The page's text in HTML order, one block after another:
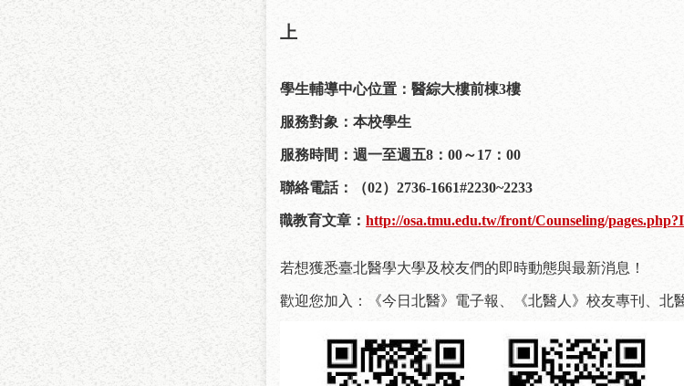
臺北醫學大
上
學生輔導中心位置：醫綜大樓前棟3樓
服務對象：本校學生
服務時間：週一至週五8 ： 00～17 ： 00
聯絡電話：（02） 2736-1661#2230~2233
親職教育文章 ：http://osa.tmu.edu.tw/front/Counseling/
若想獲悉臺北醫學大學及校友們的即時動態與最新消息！
歡迎您加入：《今日北醫》電子報、《北醫人》校友專刊、北